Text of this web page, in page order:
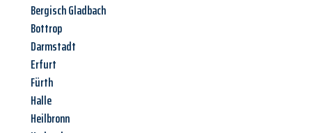
Bergisch Gladbach
Bottrop
Darmstadt
Erfurt
Fürth
Halle
Heilbronn